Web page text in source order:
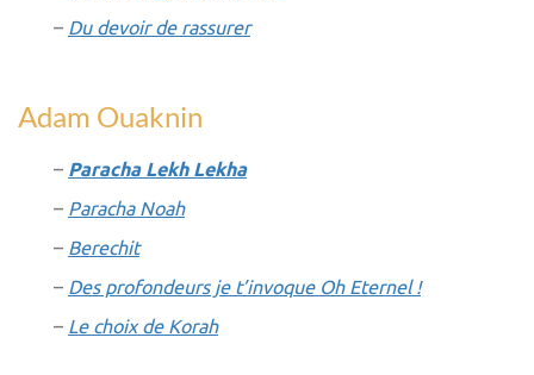
– Du devoir de rassurer
Adam Ouaknin
– Paracha Lekh Lekha
– Paracha Noah
– Berechit
– Des profondeurs je t’invoque Oh Eternel !
– Le choix de Korah